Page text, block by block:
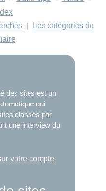
|
Les catégories de
des sites est un
qui
classés par
une interview du
votre compte